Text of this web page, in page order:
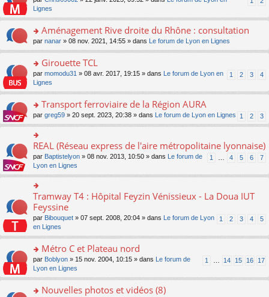
nt
ré
e
nt
lu
u
s
ré
e
nt
n
o
n
le
u
s
ré
c
nt
s
e
n
o
n
le
s
ré
c
e
nt
le
m
e
s
s
e
n
o
n
lu
pl
s
ré
c
nt
s
er
le
m
e
s
s
e
n
o
n
lu
pl
ré
e
nt
Lignes
o
n
ult
er
le
m
e
s
a
e
n
o
n
lu
le
pl
u
s
ré
c
e
nt
Aménagement Rive droite du Rhône : consultation
par nanar » 08 nov. 2021, 14:55 » dans Le forum de Lyon en Lignes
o
s
er
le
m
e
s
s
a
e
o
n
lu
le
pl
s
ré
c
e
nt
Girouette TCL
1 2 3 4
par momodu31 » 08 avr. 2017, 19:15 » dans
Le forum de Lyon en
Lignes
o
n
s
ult
er
le
m
e
s
a
e
n
lu
le
pl
s
Transport ferroviaire de la Région AURA
1 2 3
par greg59 » 20 sept. 2023, 20:38 » dans Le forum de Lyon en Lignes
o
n
s
le
m
e
s
s
a
e
n
o
n
lu
REAL (Réseau express de l'aire métropolitaine lyonnaise)
1 4 5 6 7
par Baptistelyon » 08 nov. 2013, 10:50 » dans
Le forum de
Lyon en Lignes
o
n
ult
le
m
e
s
s
g
Tramway T4 : Hôpital Feyzin Vénissieux - La Doua IUT
Feyssine
1 2 3 4 5
par Bibouquet » 07 sept. 2008, 20:04 » dans
Le forum de Lyon
en Lignes
o
s
er
Métro C et Plateau nord
1 14 15 16 17
par Boblyon » 15 nov. 2004, 10:15 » dans
Le forum de
Lyon en Lignes
Nouvelles photos et vidéos (8)